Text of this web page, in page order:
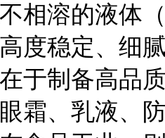
相溶的液体
度稳定、细
制备高品质
霜、乳液、